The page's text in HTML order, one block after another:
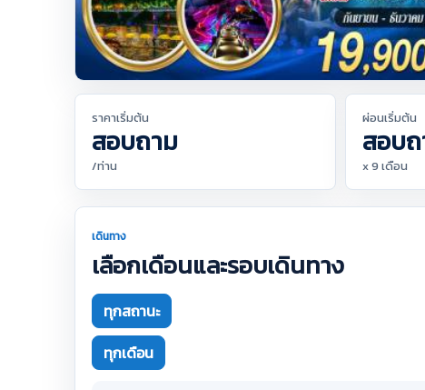
ราคาเริ่มต้น
สอบถาม
/ท่าน
ผ่อนเริ่มต้น
สอบ
x 9 เดือน
เดินทาง
เลือกเดือนและรอบเดินทาง
ทุกสถานะ
ทุกเดือน